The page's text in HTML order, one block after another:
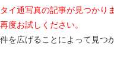
イ通写真の記事が見つかり
度お試しください。
を広げることによって見つ